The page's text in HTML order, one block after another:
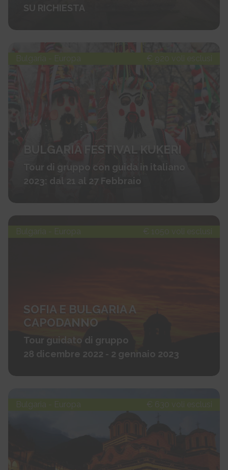
SU RICHIESTA
Bulgaria - Europa € 920 voli esclusi
BULGARIA FESTIVAL KUKERI
Tour di gruppo con guida in italiano
2023: dal 21 al 27 Febbraio
Bulgaria - Europa € 1050 voli esclusi
SOFIA E BULGARIA A
CAPODANNO
Tour guidato di gruppo
28 dicembre 2022 - 2 gennaio 2023
Bulgaria - Europa € 630 voli esclusi